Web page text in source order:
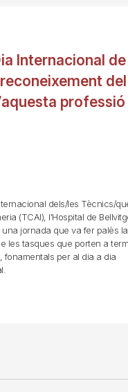
Internacional
professió
dels/les Tècnics/
(TCAI), l'Hospital de
una jornada que va fer palès la
les tasques que porten a
fonamentals per al dia a dia